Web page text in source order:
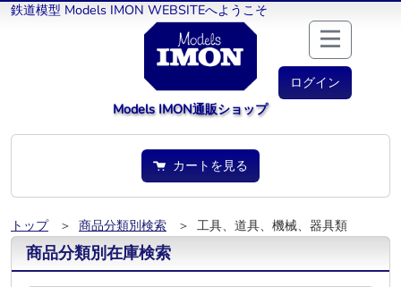
鉄道模型 Models IMON WEBSITEへようこそ
ログイン
Models IMON通販ショップ
カートを見る
トップ ＞ 商品分類別検索 ＞ 工具、道具、機械、器具類
商品分類別在庫検索